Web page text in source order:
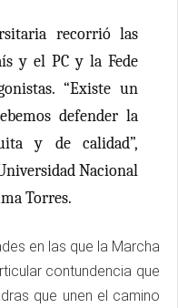
recorrió las
y el PC y la Fede
“Existe un
defender la
y de calidad”,
Nacional
Torres.
en las que la Marcha
contundencia que
que unen el camino